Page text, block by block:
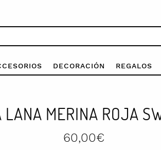
DECORACIÓN REGALOS
LANA MERINA ROJA
60,00€